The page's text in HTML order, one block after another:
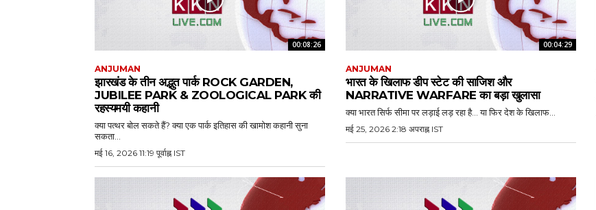
00:08:26
ANJUMAN
झारखंड के तीन अद्भुत पार्क ROCK GARDEN,
JUBILEE PARK & ZOOLOGICAL PARK की
रहस्यमयी कहानी
क्या पत्थर बोल सकते हैं? क्या एक पार्क इतिहास की खामोश कहानी सुना
सकता...
मई 16, 2026 11:19 पूर्वाह्न IST
00:04:29
ANJUMAN
भारत के खिलाफ डीप स्टेट की साजिश और
NARRATIVE WARFARE का बड़ा खुलासा
क्या भारत सिर्फ सीमा पर लड़ाई लड़ रहा है… या फिर देश के खिलाफ...
मई 25, 2026 2:18 अपराह्न IST